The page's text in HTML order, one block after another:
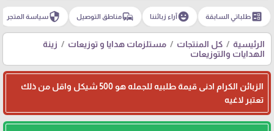
ballotطلباتي السابقة emoji_emotionsآراء زبائننا commuteمناطق التوصيل securityسياسة المتجر
الرئيسية كل المنتجات مستلزمات هدايا و توزيعات
زينة
الهدايات والتوزيعات
الزبائن الكرام ادنى قيمة طلبيه للجمله هو 500 شيكل واقل من ذلك
تعتبر لاغيه